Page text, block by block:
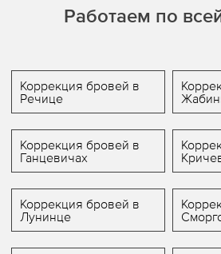
Работаем по
Коррекция бровей в
Речице
Коррекция бровей в
Ганцевичах
Коррекция бровей в
Лунинце